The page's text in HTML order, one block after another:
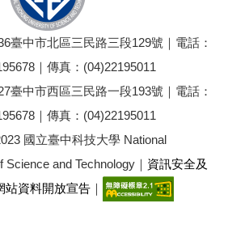
臺中市北區三民路三段129號｜電話：
｜傳真：(04)22195011
臺中市西區三民路一段193號｜電話：
｜傳真：(04)22195011
國立臺中科技大學 National
and Technology｜ 資訊安全及
站資料開放宣告｜